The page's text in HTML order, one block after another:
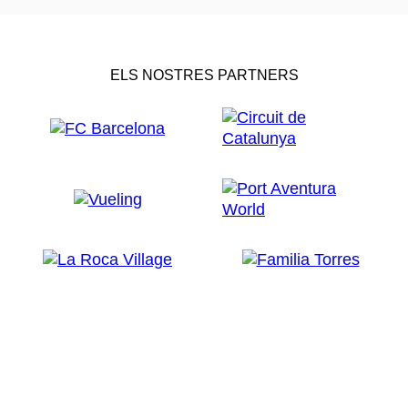
ELS NOSTRES PARTNERS